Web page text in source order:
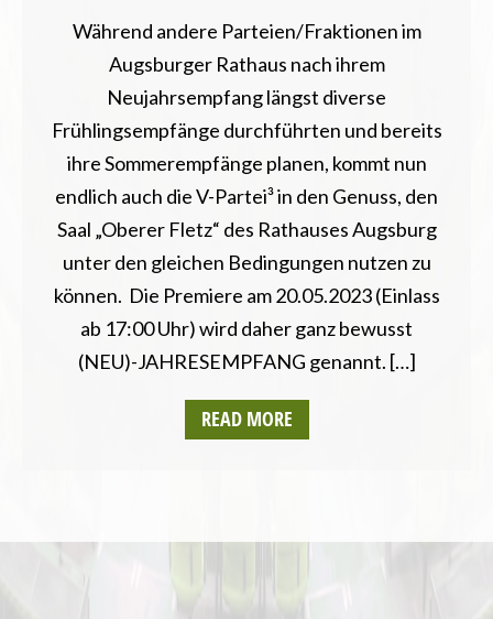
Während andere Parteien/Fraktionen im
Augsburger Rathaus nach ihrem
Neujahrsempfang längst diverse
Frühlingsempfänge durchführten und bereits
ihre Sommerempfänge planen, kommt nun
endlich auch die V-Partei³ in den Genuss, den
Saal „Oberer Fletz“ des Rathauses Augsburg
unter den gleichen Bedingungen nutzen zu
können. Die Premiere am 20.05.2023 (Einlass
ab 17:00 Uhr) wird daher ganz bewusst
(NEU)-JAHRESEMPFANG genannt. […]
READ MORE